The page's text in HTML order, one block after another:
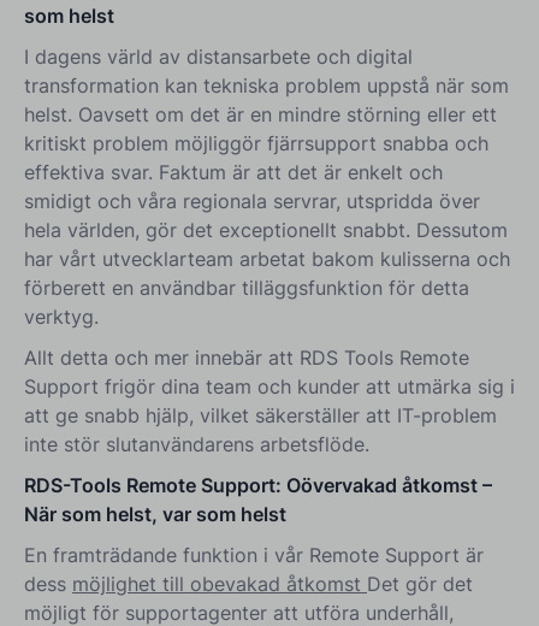
som helst
I dagens värld av distansarbete och digital
transformation kan tekniska problem uppstå när som
helst. Oavsett om det är en mindre störning eller ett
kritiskt problem möjliggör fjärrsupport snabba och
effektiva svar. Faktum är att det är enkelt och
smidigt och våra regionala servrar, utspridda över
hela världen, gör det exceptionellt snabbt. Dessutom
har vårt utvecklarteam arbetat bakom kulisserna och
förberett en användbar tilläggsfunktion för detta
verktyg.
Allt detta och mer innebär att RDS Tools Remote
Support frigör dina team och kunder att utmärka sig i
att ge snabb hjälp, vilket säkerställer att IT-problem
inte stör slutanvändarens arbetsflöde.
RDS-Tools Remote Support: Oövervakad åtkomst –
När som helst, var som helst
En framträdande funktion i vår Remote Support är
dess möjlighet till obevakad åtkomst Det gör det
möjligt för supportagenter att utföra underhåll,